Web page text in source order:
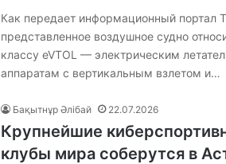
Как передает информационный портал
представленное воздушное судно
классу eVTOL — электрическим
аппаратам с вертикальным взлетом и…
Бақытнұр Әлібай 22.07.2026
Крупнейшие
клубы мира соберутся в